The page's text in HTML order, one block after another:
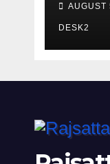
AUGUST
DESK2